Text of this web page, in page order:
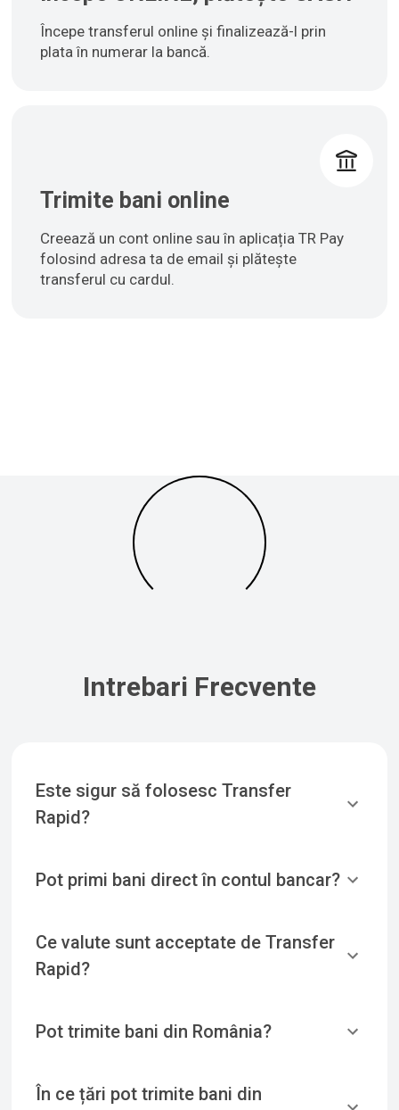
Începe transferul online și finalizează-l prin
plata în numerar la bancă.
Trimite bani online
Creează un cont online sau în aplicația TR Pay
folosind adresa ta de email și plătește
transferul cu cardul.
Intrebari Frecvente
Este sigur să folosesc Transfer
Rapid?
Pot primi bani direct în contul bancar?
Ce valute sunt acceptate de Transfer
Rapid?
Pot trimite bani din România?
În ce țări pot trimite bani din